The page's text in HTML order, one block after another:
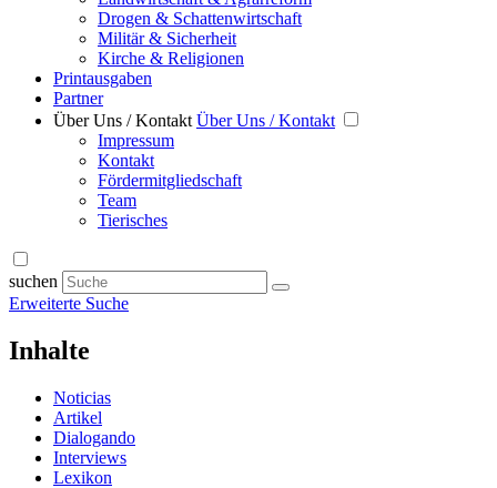
Drogen & Schattenwirtschaft
Militär & Sicherheit
Kirche & Religionen
Printausgaben
Partner
Über Uns / Kontakt Über Uns / Kontakt
Impressum
Kontakt
Fördermitgliedschaft
Team
Tierisches
suchen
Erweiterte Suche
Inhalte
Noticias
Artikel
Dialogando
Interviews
Lexikon